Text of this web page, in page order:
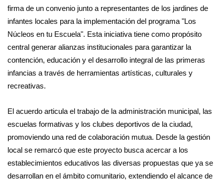
firma de un convenio junto a representantes de los jardines de
infantes locales para la implementación del programa "Los
Núcleos en tu Escuela". Esta iniciativa tiene como propósito
central generar alianzas institucionales para garantizar la
contención, educación y el desarrollo integral de las primeras
infancias a través de herramientas artísticas, culturales y
recreativas.
El acuerdo articula el trabajo de la administración municipal, las
escuelas formativas y los clubes deportivos de la ciudad,
promoviendo una red de colaboración mutua. Desde la gestión
local se remarcó que este proyecto busca acercar a los
establecimientos educativos las diversas propuestas que ya se
desarrollan en el ámbito comunitario, extendiendo el alcance de